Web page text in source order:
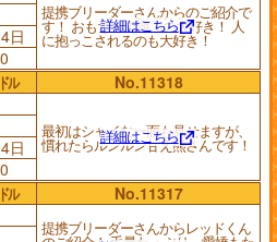
提携ブリーダーさんからのご紹介で
す！ おもちゃで遊ぶの大好き！ 人
に抱っこされるのも大好き！
詳細はこちら
日
ル
No.11318
最初はシャイな一面も見せますが、
慣れたらルンルン甘え熊さんです！
詳細はこちら
日
ル
No.11317
提携ブリーダーさんからレッドくん